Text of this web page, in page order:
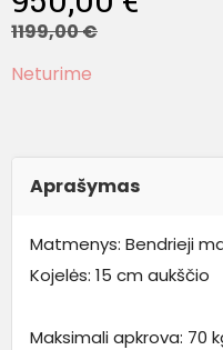
1199,00€
Neturime
Aprašymas
Matmenys: Bendrieji
Kojelės: 15 cm aukščio
Maksimali apkrova: 70